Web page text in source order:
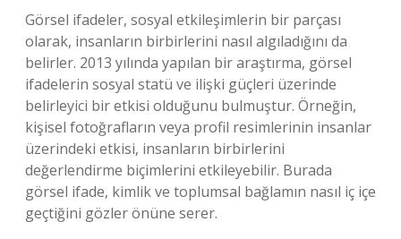
Görsel ifadeler, sosyal etkileşimlerin bir parçası
olarak, insanların birbirlerini nasıl algıladığını da
belirler. 2013 yılında yapılan bir araştırma, görsel
ifadelerin sosyal statü ve ilişki güçleri üzerinde
belirleyici bir etkisi olduğunu bulmuştur. Örneğin,
kişisel fotoğrafların veya profil resimlerinin insanlar
üzerindeki etkisi, insanların birbirlerini
değerlendirme biçimlerini etkileyebilir. Burada
görsel ifade, kimlik ve toplumsal bağlamın nasıl iç içe
geçtiğini gözler önüne serer.